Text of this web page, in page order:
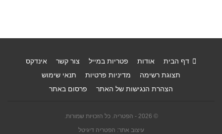
דף הבית אודות פטריות במייל צור קשר
אינדקס
תצוגת רשימה
מדיניות פרטיות
תנאי שימוש
הצהרת הנגישות של האתר
פרסום באתר
© 2026 - הפטריה. כל הזכויות שמורות.
עיצוב אתר: הפטריה דיגיטל